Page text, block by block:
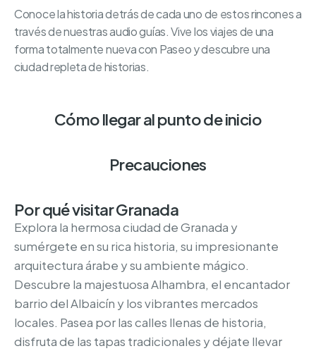
Conoce la historia detrás de cada uno de estos rincones a
través de nuestras audio guías. Vive los viajes de una
forma totalmente nueva con Paseo y descubre una
ciudad repleta de historias.
Cómo llegar al punto de inicio
Precauciones
Por qué visitar Granada
Explora la hermosa ciudad de Granada y
sumérgete en su rica historia, su impresionante
arquitectura árabe y su ambiente mágico.
Descubre la majestuosa Alhambra, el encantador
barrio del Albaicín y los vibrantes mercados
locales. Pasea por las calles llenas de historia,
disfruta de las tapas tradicionales y déjate llevar